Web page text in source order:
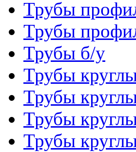
Трубы
Трубы
Трубы б/у
Трубы
Трубы
Трубы
Трубы